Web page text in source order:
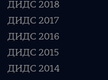
ДИДС 2018
ДИДС 2017
ДИДС 2016
ДИДС 2015
ДИДС 2014